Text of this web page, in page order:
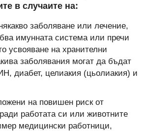
в случаите на:
заболяване или лечение,
имунната система или пречи
усвояване на хранителни
заболявания могат да бъдат
диабет, целиакия (цьолиакия) и
на повишен риск от
работата си или животните
медицински работници,